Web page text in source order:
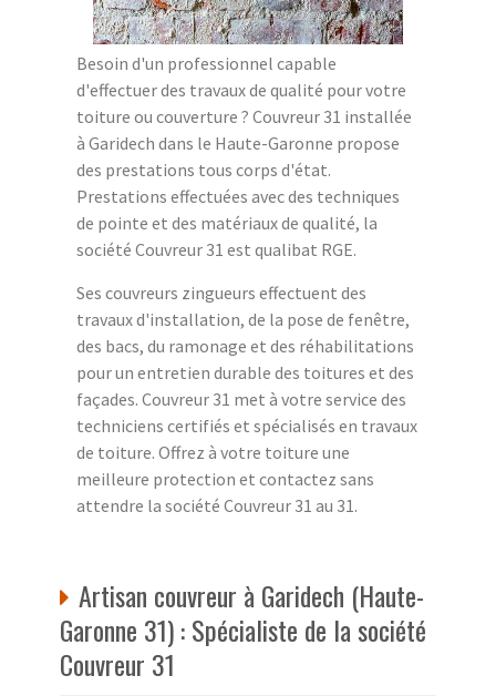
Besoin d'un professionnel capable
d'effectuer des travaux de qualité pour votre
toiture ou couverture ? Couvreur 31 installée
à Garidech dans le Haute-Garonne propose
des prestations tous corps d'état.
Prestations effectuées avec des techniques
de pointe et des matériaux de qualité, la
société Couvreur 31 est qualibat RGE.
Ses couvreurs zingueurs effectuent des
travaux d'installation, de la pose de fenêtre,
des bacs, du ramonage et des réhabilitations
pour un entretien durable des toitures et des
façades. Couvreur 31 met à votre service des
techniciens certifiés et spécialisés en travaux
de toiture. Offrez à votre toiture une
meilleure protection et contactez sans
attendre la société Couvreur 31 au 31.
Artisan couvreur à Garidech (Haute-
Garonne 31) : Spécialiste de la société
Couvreur 31